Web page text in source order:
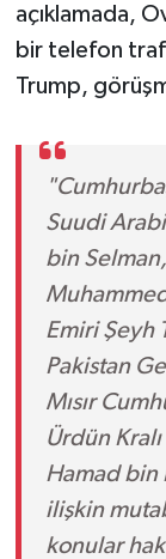
açıklamada,
bir telefon
Trump,
Suudi
bin
Emiri Şeyh
Pakistan
Mısır
Ürdün
Hamad bin
ilişkin
konular